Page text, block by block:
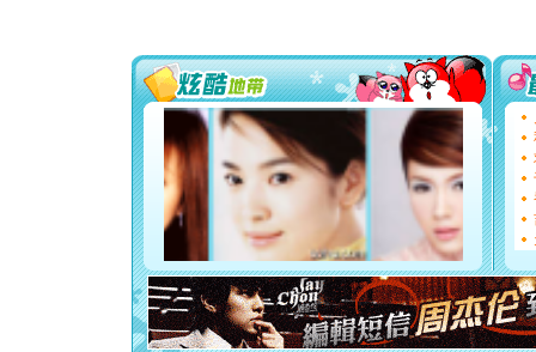
你太多，
要平安！
[圣诞节]
能正大
天都要快
[圣诞节]
如意,快
[元旦]
看
断电。
你是我
[元旦]
起；二是
离。水晶
[元旦]当
泣，这痛